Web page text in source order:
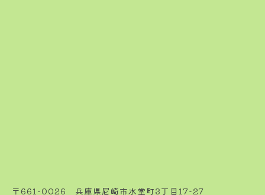
〒661-0026 兵庫県尼崎市水堂町3丁目17-27